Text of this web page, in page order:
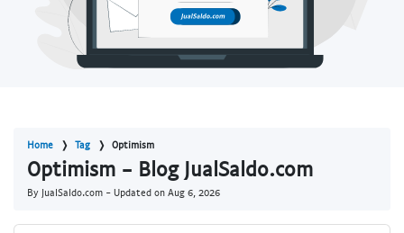
Home Tag Optimism
Optimism - Blog JualSaldo.com
By JualSaldo.com - Updated on Aug 6, 2026